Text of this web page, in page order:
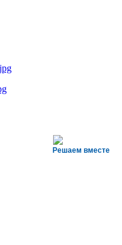
Решаем вместе